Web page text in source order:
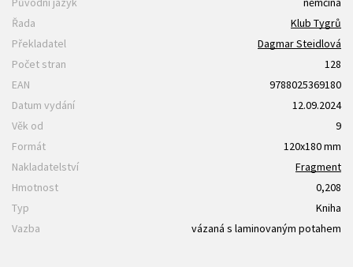
Řada
Klub Tygrů
Překladatel
Dagmar Steidlová
Počet stran
128
EAN
9788025369180
Datum vydání
12.09.2024
Věk od
9
Formát
120x180 mm
Nakladatelství
Fragment
Hmotnost
0,208
Typ
Kniha
Vazba
vázaná s laminovaným potahem